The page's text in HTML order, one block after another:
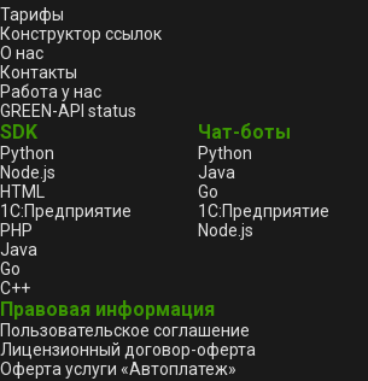
Тарифы
Конструктор ссылок
О нас
Контакты
Работа у нас
GREEN-API status
SDK
Python
Node.js
HTML
1С:Предприятие
PHP
Java
Go
C++
Чат-боты
Python
Java
Go
1С:Предприятие
Node.js
Правовая информация
Пользовательское соглашение
Лицензионный договор-оферта
Оферта услуги «Автоплатеж»